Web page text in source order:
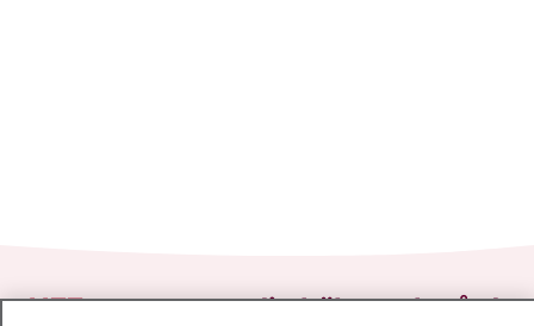
1177–tryggt om din hälsa och vård